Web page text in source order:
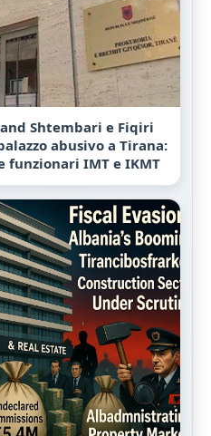
Shtembari e Fiqiri
abusivo a Tirana:
funzionari IMT e IKMT